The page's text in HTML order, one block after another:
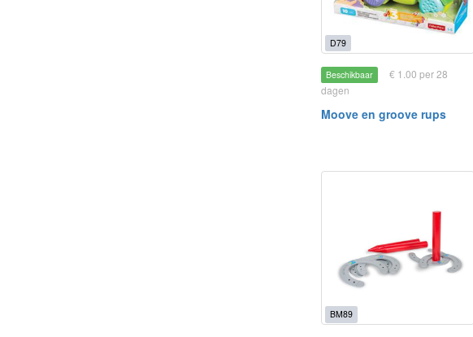
D79
Beschikbaar
€ 1.00 per 28
dagen
Moove en groove rups
BM89